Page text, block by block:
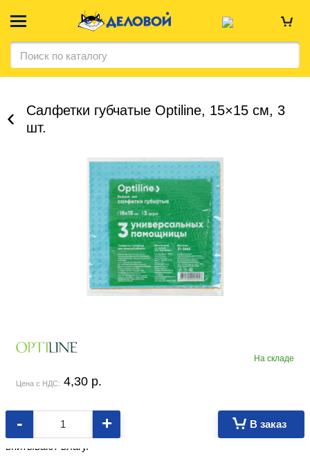
Салфетки губчатые Optiline, 15×15 см, 3
шт.
На складе
Цена с НДС: 4,30 p.
- + В заказ
Чисто вытирают без ворсинок и разводов. Прекрасно
впитывают влагу.